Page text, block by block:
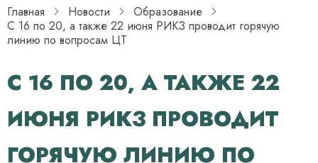
Главная Новости
Образование
С 16 по 20, а также 22 июня РИКЗ проводит горячую
линию по вопросам ЦТ
С 16 ПО 20, А ТАКЖЕ 22
ИЮНЯ РИКЗ ПРОВОДИТ
ГОРЯЧУЮ ЛИНИЮ ПО